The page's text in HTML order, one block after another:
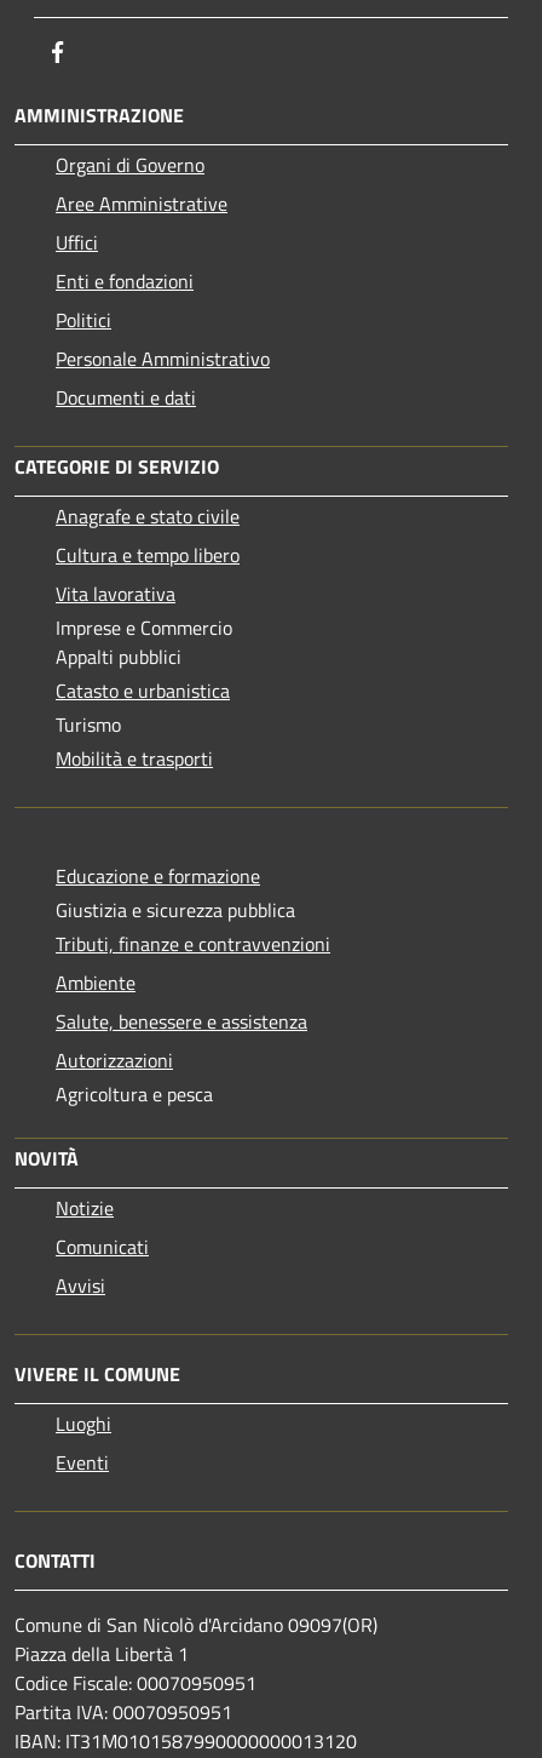
AMMINISTRAZIONE
Organi di Governo
Aree Amministrative
Uffici
Enti e fondazioni
Politici
Personale Amministrativo
Documenti e dati
CATEGORIE DI SERVIZIO
Anagrafe e stato civile
Cultura e tempo libero
Vita lavorativa
Imprese e Commercio
Appalti pubblici
Catasto e urbanistica
Turismo
Mobilità e trasporti
Educazione e formazione
Giustizia e sicurezza pubblica
Tributi, finanze e contravvenzioni
Ambiente
Salute, benessere e assistenza
Autorizzazioni
Agricoltura e pesca
NOVITÀ
Notizie
Comunicati
Avvisi
VIVERE IL COMUNE
Luoghi
Eventi
CONTATTI
Comune di San Nicolò d'Arcidano 09097(OR)
Piazza della Libertà 1
Codice Fiscale: 00070950951
Partita IVA: 00070950951
IBAN: IT31M0101587990000000013120